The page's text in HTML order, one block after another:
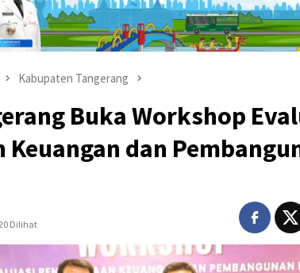
Kabupaten Tangerang
Buka Workshop
Keuangan dan
Dilihat